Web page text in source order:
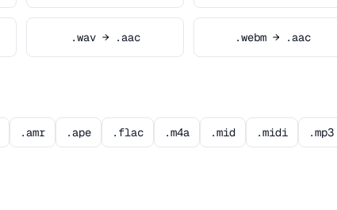
.wav → .aac .webm → .aac
.amr .ape .flac .m4a .mid .midi .mp3